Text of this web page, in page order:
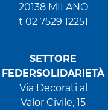
20138 MILANO
t 02 7529 12251
SETTORE
FEDERSOLIDARIETÀ
Via Decorati al
Valor Civile, 15